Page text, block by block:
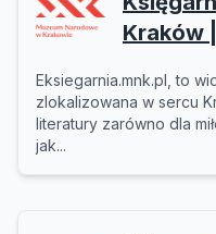
Kraków
Eksiegarnia.mnk.pl, to
zlokalizowana w sercu
literatury zarówno dla
jak...